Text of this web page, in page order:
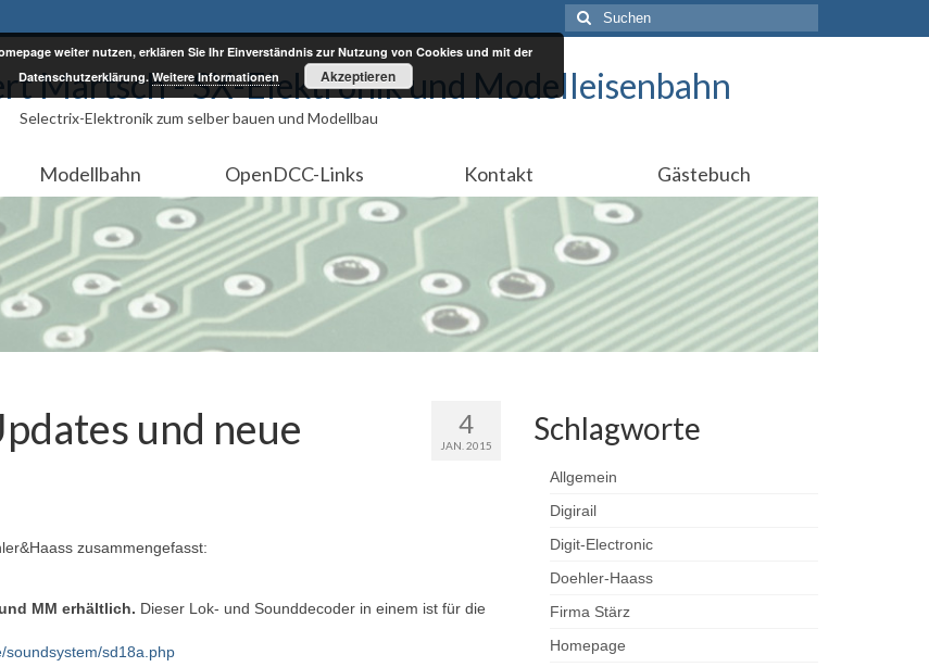
Suchen
nach:
Martsch - SX-Elektronik und Modelleisenbahn
Selectrix-Elektronik zum selber bauen und Modellbau
Modellbahn OpenDCC-Links Kontakt Gästebuch
4
JAN. 2015
und neue
zusammengefasst:
MM erhältlich. Dieser Lok- und Sounddecoder in einem ist für die
sd18a.php
Schlagworte
Allgemein
Digirail
Digit-Electronic
Doehler-Haass
Firma Stärz
Homepage
weiter nutzen, erklären Sie Ihr Einverständnis zur Nutzung von Cookies und mit der
Datenschutzerklärung.Weitere Informationen Akzeptieren